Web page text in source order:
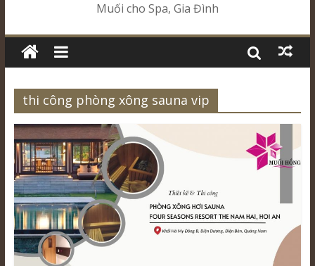
Muối cho Spa, Gia Đình
thi công phòng xông sauna vip